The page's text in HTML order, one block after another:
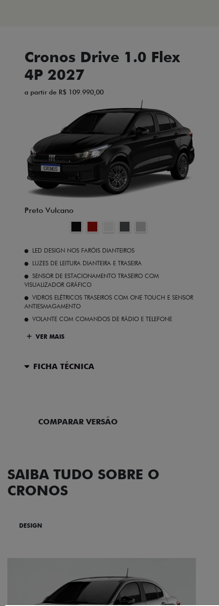
Cronos Drive 1.0 Flex
4P 2027
a partir de R$ 109.990,00
Preto Vulcano
LED DESIGN NOS FARÓIS DIANTEIROS
LUZES DE LEITURA DIANTEIRA E TRASEIRA
SENSOR DE ESTACIONAMENTO TRASEIRO COM
VISUALIZADOR GRÁFICO
VIDROS ELÉTRICOS TRASEIROS COM ONE TOUCH E SENSOR
ANTIESMAGAMENTO
VOLANTE COM COMANDOS DE RÁDIO E TELEFONE
VER MAIS
FICHA TÉCNICA
COMPARAR VERSÃO
SAIBA TUDO SOBRE O
CRONOS
DESIGN